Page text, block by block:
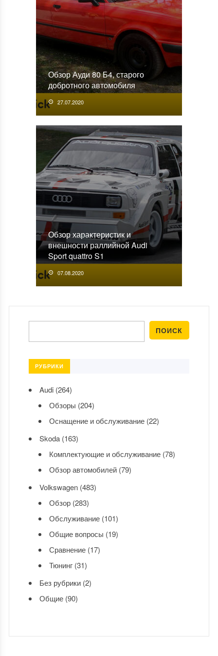
Обзор Ауди 80 Б4, старого
добротного автомобиля
27.07.2020
Обзор характеристик и
внешности раллийной Audi
Sport quattro S1
07.08.2020
РУБРИКИ
Audi(264)
Обзоры (204)
Оснащение и обслуживание(22)
Skoda(163)
Комплектующие и обслуживание(78)
Обзор автомобилей(79)
Volkswagen(483)
Обзор(283)
Обслуживание(101)
Общие вопросы (19)
Сравнение(17)
Тюнинг(31)
Без рубрики(2)
Общие(90)